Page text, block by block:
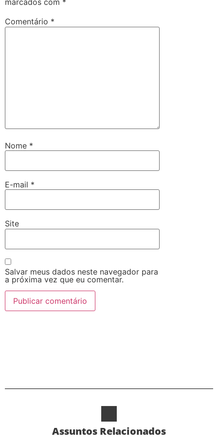
marcados com *
Comentário *
Nome *
E-mail *
Site
Salvar meus dados neste navegador para
a próxima vez que eu comentar.
Assuntos Relacionados